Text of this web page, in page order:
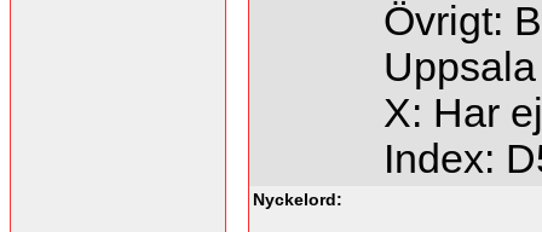
Övrigt:
X: Har ej
Index:
Nyckelord: